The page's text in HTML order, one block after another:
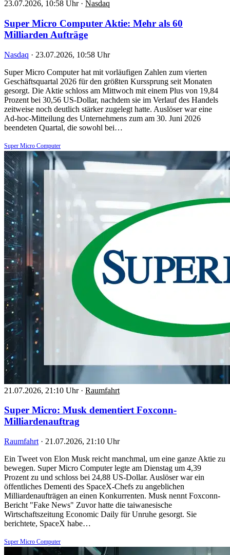
23.07.2026, 10:58 Uhr · Nasdaq
Super Micro Computer Aktie: Mehr als 60
Milliarden Aufträge
Nasdaq · 23.07.2026, 10:58 Uhr
Super Micro Computer hat mit vorläufigen Zahlen zum vierten
Geschäftsquartal 2026 für den größten Kurssprung seit Monaten
gesorgt. Die Aktie schloss am Mittwoch mit einem Plus von 19,84
Prozent bei 30,56 US-Dollar, nachdem sie im Verlauf des Handels
zeitweise noch deutlich stärker zugelegt hatte. Auslöser war eine
Ad-hoc-Mitteilung des Unternehmens zum am 30. Juni 2026
beendeten Quartal, die sowohl bei…
Super Micro Computer
21.07.2026, 21:10 Uhr · Raumfahrt
Super Micro: Musk dementiert Foxconn-
Milliardenauftrag
Raumfahrt · 21.07.2026, 21:10 Uhr
Ein Tweet von Elon Musk reicht manchmal, um eine ganze Aktie zu
bewegen. Super Micro Computer legte am Dienstag um 4,39
Prozent zu und schloss bei 24,88 US-Dollar. Auslöser war ein
öffentliches Dementi des SpaceX-Chefs zu angeblichen
Milliardenaufträgen an einen Konkurrenten. Musk nennt Foxconn-
Bericht "Fake News" Zuvor hatte die taiwanesische
Wirtschaftszeitung Economic Daily für Unruhe gesorgt. Sie
berichtete, SpaceX habe…
Super Micro Computer